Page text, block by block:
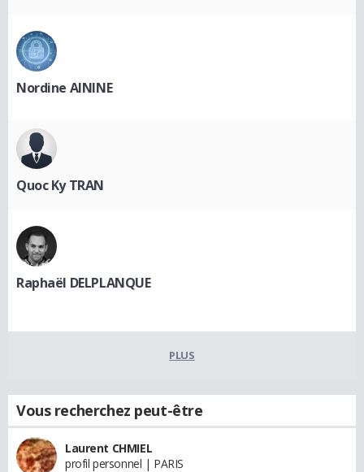
Nordine AININE
Quoc Ky TRAN
Raphaël DELPLANQUE
PLUS
Vous recherchez peut-être
Laurent CHMIEL
profil personnel | PARIS